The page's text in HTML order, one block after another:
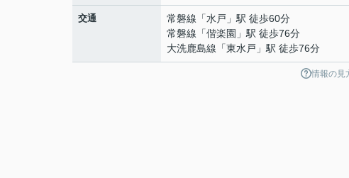
交通 常磐線 「水戸 」駅 徒歩60分
常磐線 「偕楽園 」駅 徒歩76分
大洗鹿島線 「東水戸 」駅 徒歩76分
情報の見